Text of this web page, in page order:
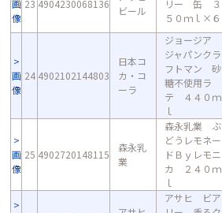
画
像
23 4904230068136
ビール
リー 缶 ３
５０ｍｌ×６
画
像
24 4902102144803
日本コ
カ・コ
ーラ
ジョージア
ジャパンクラ
フトマン 砂
糖不使用ラ
テ ４４０ｍ
ｌ
画
像
25 4902720148115
森永乳
業
森永乳業 ぶ
どうレモネー
ドＢｙレモニ
カ ２４０ｍ
ｌ
アサヒ ビア